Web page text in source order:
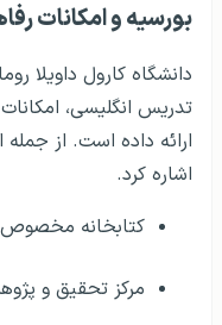
بورسیه و امکانات
دانشگاه کارول داویلا
تدریس انگلیسی،
ارائه داده است. از جمله
اشاره کرد.
کتابخانه مخصوص
مرکز تحقیق و